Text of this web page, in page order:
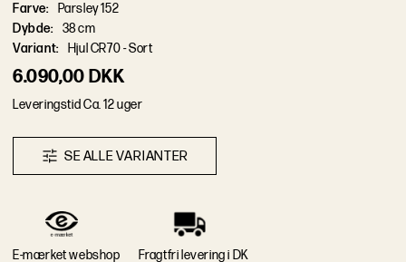
6.090,00 DKK
Leveringstid Ca. 12 uger
SEALLEVAR ANTER
Farve:
Parsley 152
Dybde:
38 cm
Variant: Hjul CR70 - Sort
E-mærket webshop Fragtfri levering i DK